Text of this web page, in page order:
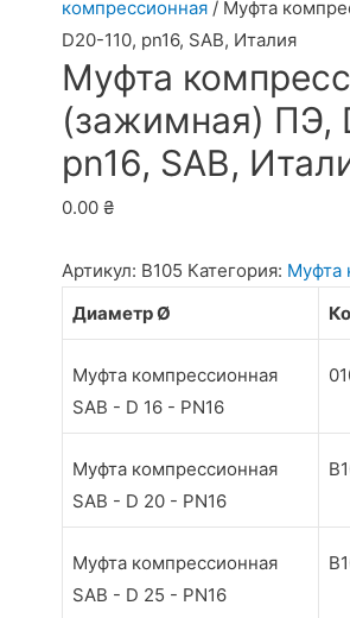
компрессионная / Муфта
D20-110, pn16, SAB, Италия
Муфта
(зажимная) ПЭ,
pn16, SAB,
0.00 ₴
Артикул: B105 Категория: Муфта
Диаметр Ø
Муфта компрессионная
SAB - D 16 - PN16
Муфта компрессионная
SAB - D 20 - PN16
Муфта компрессионная
SAB - D 25 - PN16